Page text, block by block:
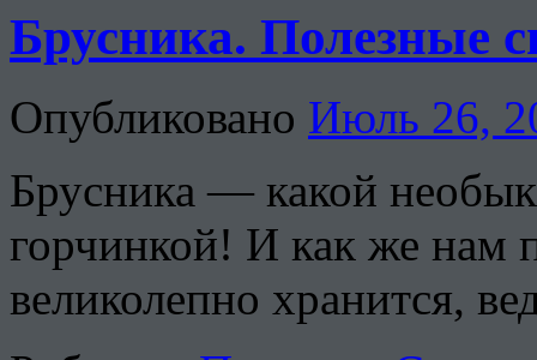
Брусника. Полезные
Опубликовано Июль 26,
Брусника — какой
горчинкой! И как же нам
великолепно хранится,